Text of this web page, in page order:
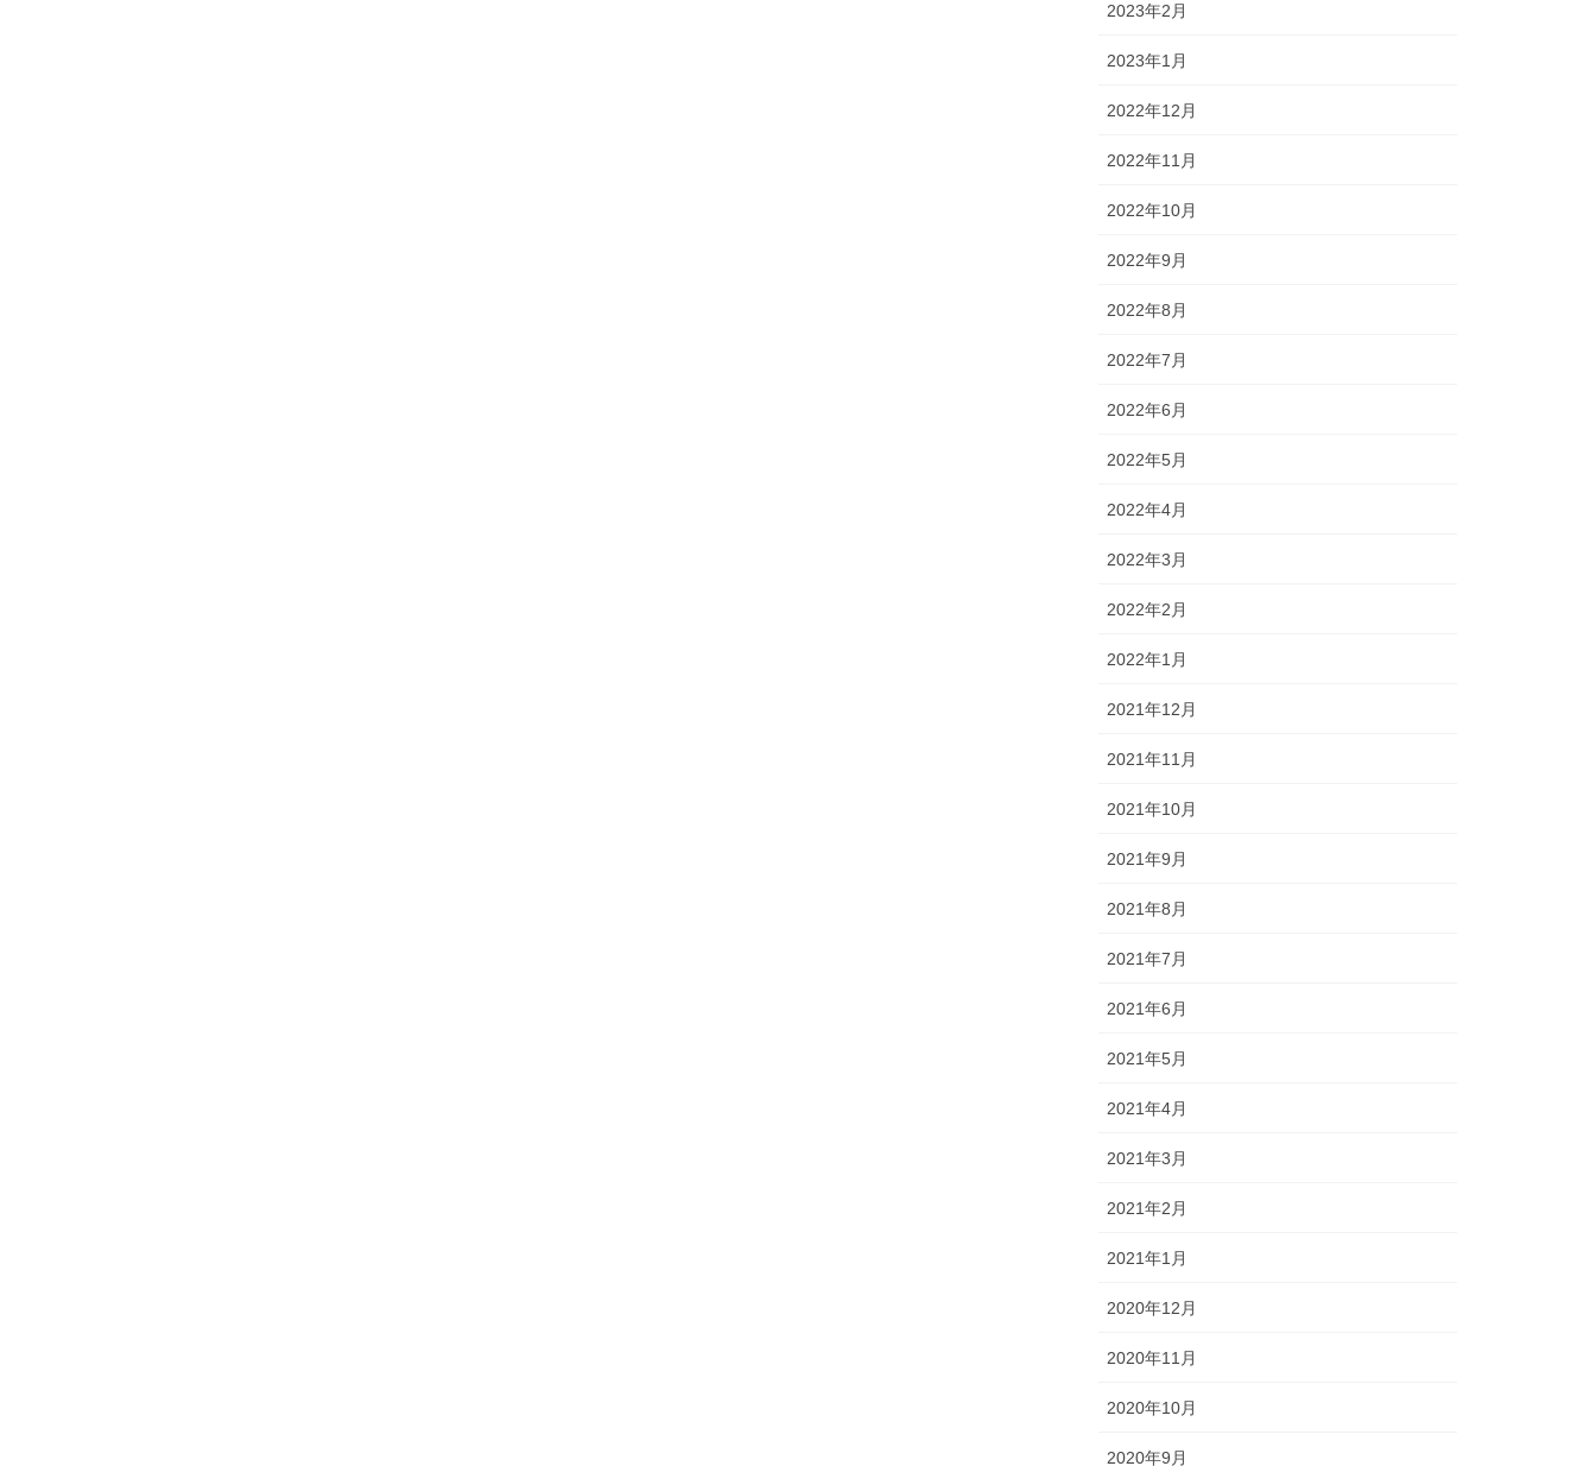
2023年2月
2023年1月
2022年12月
2022年11月
2022年10月
2022年9月
2022年8月
2022年7月
2022年6月
2022年5月
2022年4月
2022年3月
2022年2月
2022年1月
2021年12月
2021年11月
2021年10月
2021年9月
2021年8月
2021年7月
2021年6月
2021年5月
2021年4月
2021年3月
2021年2月
2021年1月
2020年12月
2020年11月
2020年10月
2020年9月